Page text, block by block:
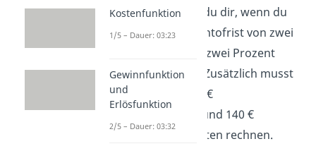
Außerdem darfst du dir, wenn du
innerhalb der Skontofrist von zwei
Wochen bezahlst, zwei Prozent
Skonto abziehen. Zusätzlich musst
du noch mit 1.000 €
Transportkosten und 140 €
Versicherungskosten rechnen.
Kostenfunktion
1/5 – Dauer: 03:23
Gewinnfunktion
und
Erlösfunktion
2/5 – Dauer: 03:32